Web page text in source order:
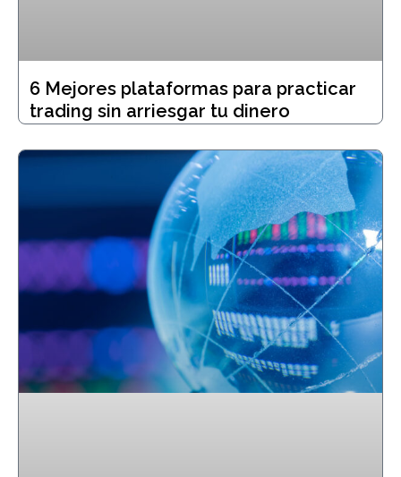
6 Mejores plataformas para practicar
trading sin arriesgar tu dinero